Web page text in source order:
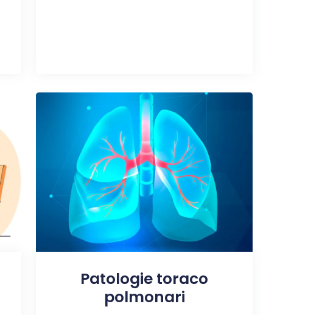
Patologie toraco
polmonari